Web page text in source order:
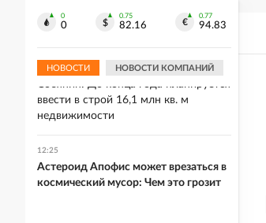
0
0
0.75
82.16
0.77
94.83
НОВОСТИ НОВОСТИ КОМПАНИЙ
Галанин и Газманов выступят в День
12:26
Собянин: До конца года планируется
ввести в строй 16,1 млн кв. м
недвижимости
12:25
Астероид Апофис может врезаться в
космический мусор: Чем это грозит